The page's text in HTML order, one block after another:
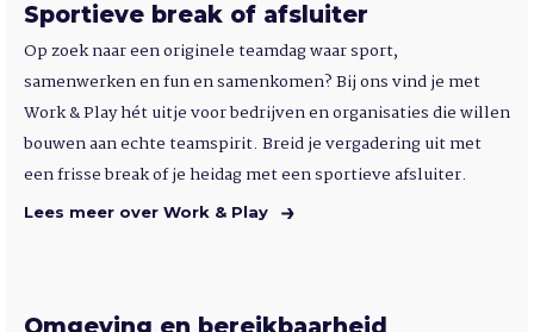
Sportieve break of afsluiter
Op zoek naar een originele teamdag waar sport,
samenwerken en fun en samenkomen? Bij ons vind je met
Work & Play hét uitje voor bedrijven en organisaties die willen
bouwen aan echte teamspirit. Breid je vergadering uit met
een frisse break of je heidag met een sportieve afsluiter.
Lees meer over Work & Play